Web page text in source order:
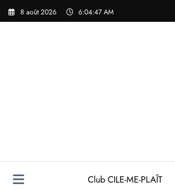
Aller
8 août 2026 6:04:47 AM
Club CILE-ME-PLAÎT